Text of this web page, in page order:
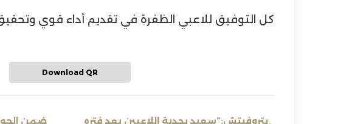
كل التوفيق للاعبي الظفرة في تقديم أداء قوي وتحقيق
Download QR
بتروفيتش:”سعيد بجدية اللاعبين بعد فتره
ضمن